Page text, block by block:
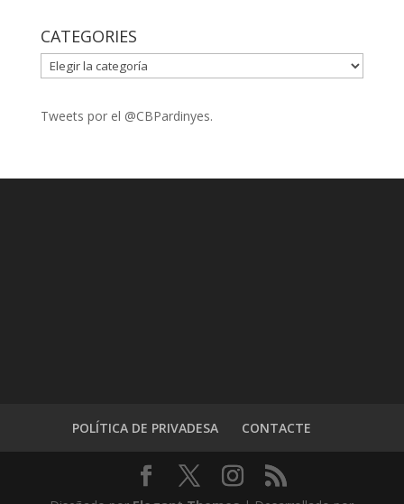
CATEGORIES
CATEGORIES
Tweets por el @CBPardinyes.
POLÍTICA DE PRIVADESA CONTACTE